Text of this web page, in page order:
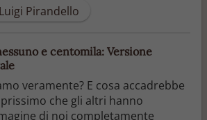
Luigi Pirandello
e centomila: Versione
veramente? E cosa accadrebbe
che gli altri hanno
di noi completamente